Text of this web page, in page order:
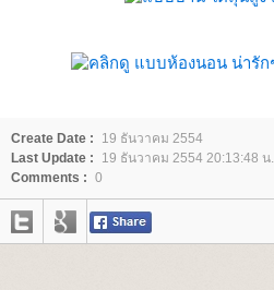
Create Date :
19 ธันวาคม 2554
Last Update :
19 ธันวาคม 2554 20:13:48 น.
Comments : 0